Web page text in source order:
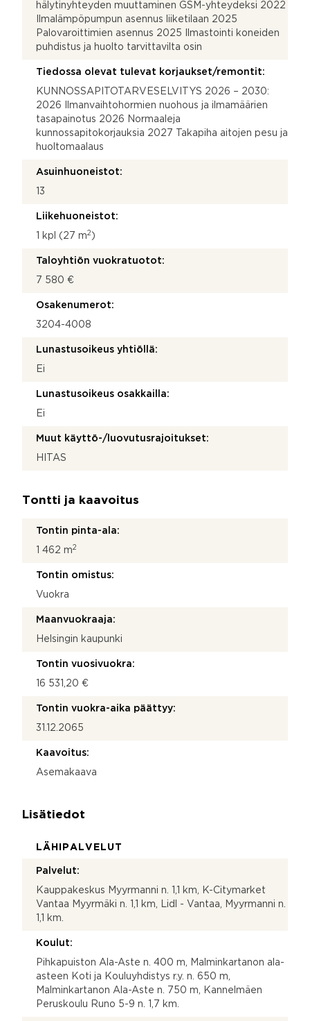
hälytinyhteyden muuttaminen GSM-yhteydeksi 2022
Ilmalämpöpumpun asennus liiketilaan 2025
Palovaroittimien asennus 2025 Ilmastointi koneiden
puhdistus ja huolto tarvittavilta osin
Tiedossa olevat tulevat korjaukset/remontit:
KUNNOSSAPITOTARVESELVITYS 2026 – 2030:
2026 Ilmanvaihtohormien nuohous ja ilmamäärien
tasapainotus 2026 Normaaleja
kunnossapitokorjauksia 2027 Takapiha aitojen pesu ja
huoltomaalaus
Asuinhuoneistot:
13
Liikehuoneistot:
1 kpl (27 m2 )
Taloyhtiön vuokratuotot:
7 580 €
Osakenumerot:
3204-4008
Lunastusoikeus yhtiöllä:
Ei
Lunastusoikeus osakkailla:
Ei
Muut käyttö-/luovutusrajoitukset:
HITAS
Tontti ja kaavoitus
Tontin pinta-ala:
1 462 m2
Tontin omistus:
Vuokra
Maanvuokraaja:
Helsingin kaupunki
Tontin vuosivuokra:
16 531,20 €
Tontin vuokra-aika päättyy:
31.12.2065
Kaavoitus:
Asemakaava
Lisätiedot
LÄHIPALVELUT
Palvelut:
Kauppakeskus Myyrmanni n. 1,1 km, K-Citymarket
Vantaa Myyrmäki n. 1,1 km, Lidl - Vantaa, Myyrmanni n.
1,1 km.
Koulut:
Pihkapuiston Ala-Aste n. 400 m, Malminkartanon ala-
asteen Koti ja Kouluyhdistys r.y. n. 650 m,
Malminkartanon Ala-Aste n. 750 m, Kannelmäen
Peruskoulu Runo 5-9 n. 1,7 km.